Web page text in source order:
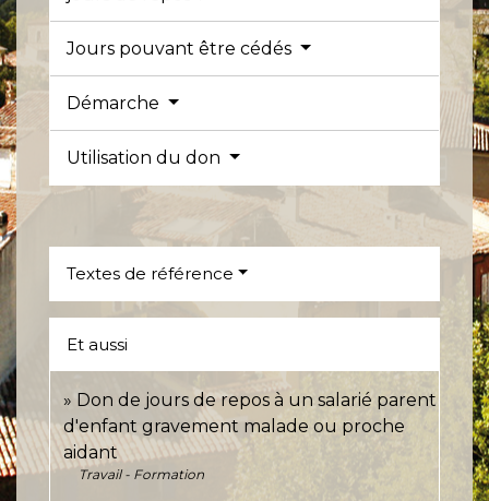
Jours pouvant être cédés
Démarche
Utilisation du don
Textes de référence
Et aussi
Don de jours de repos à un salarié parent
d'enfant gravement malade ou proche
aidant
Travail - Formation